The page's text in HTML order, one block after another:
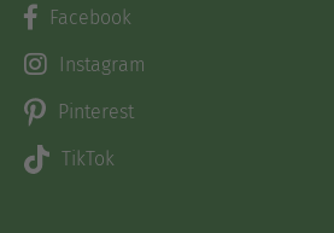
Facebook
Instagram
Pinterest
TikTok